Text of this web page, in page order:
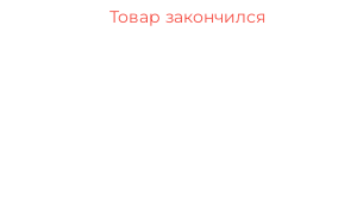
Товар закончился